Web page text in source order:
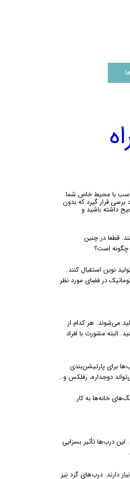
با محیط خاص شما
قرار گیرد که بدون
تا انتخابی صحیح داشته باشید و
قطعا در چنین
چگونه است؟
نوین استقبال کنند.
در فضای مورد نظر
می‌شوند. هر کدام از
البته مشورت با افراد
برای پارتیشن‌بندی
دوجداره، رفلکس و…
خانه‌ها به کار
درب‌ها تأثیر بسزایی
دارند. درب‌های گرد نیز